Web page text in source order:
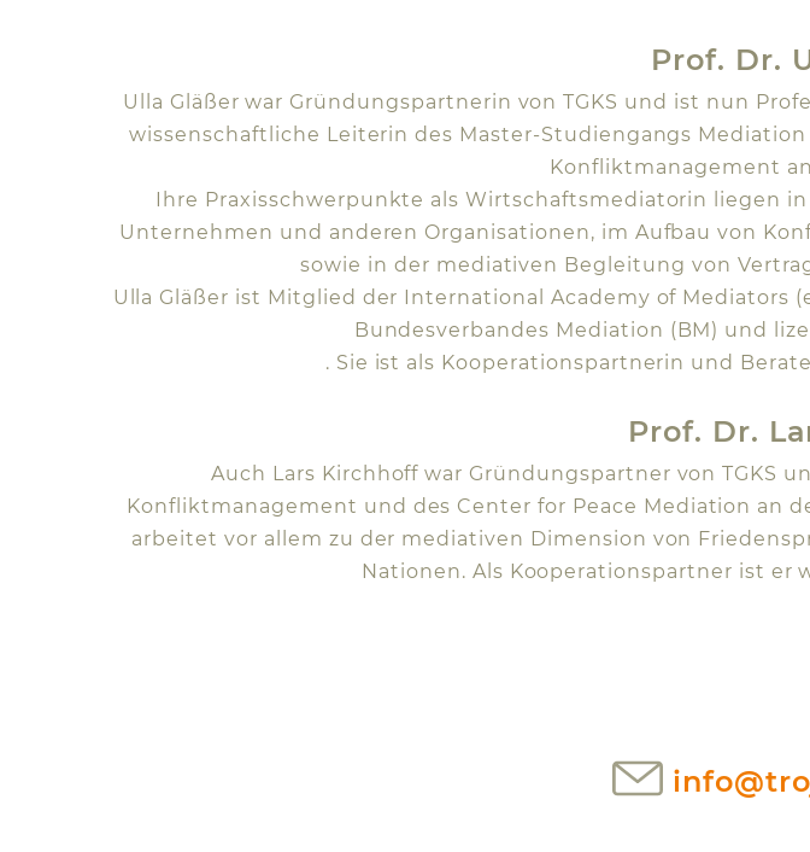
Prof. Dr.
Ulla Gläßer war Gründungspartnerin von TGKS und ist nun
wissenschaftliche Leiterin des Master-Studiengangs
Konfliktmanagement
Ihre Praxisschwerpunkte als Wirtschaftsmediatorin liegen
Unternehmen und anderen Organisationen, im Aufbau von
sowie in der mediativen Begleitung von
Ulla Gläßer ist Mitglied der International Academy of
Bundesverbandes Mediation (BM) und
. Sie ist als Kooperationspartnerin und
Prof. Dr.
Auch Lars Kirchhoff war Gründungspartner von
Konfliktmanagement und des Center for Peace Mediation an
arbeitet vor allem zu der mediativen Dimension von
Nationen. Als Kooperationspartner ist